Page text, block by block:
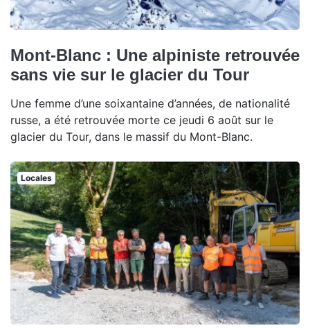
Mont-Blanc : Une alpiniste retrouvée
sans vie sur le glacier du Tour
Une femme d’une soixantaine d’années, de nationalité
russe, a été retrouvée morte ce jeudi 6 août sur le
glacier du Tour, dans le massif du Mont-Blanc.
Locales